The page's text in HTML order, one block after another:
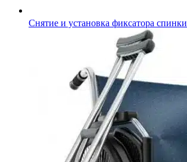
Снятие и установка фиксатора спинки